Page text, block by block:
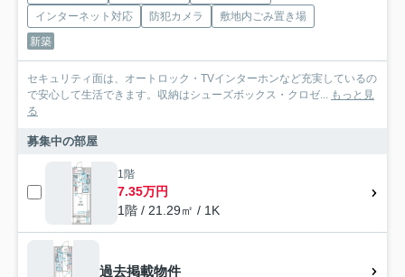
インターネット対応
防犯カメラ
敷地内ごみ置き場
新築
セキュリティ面は、オートロック・TVインターホンなど充実しているの
で安心して生活できます。収納はシューズボックス・クロゼ...
もっと見
る
募集中の部屋
1階
7.35万円
1階 / 21.29㎡ / 1K
過去掲載物件